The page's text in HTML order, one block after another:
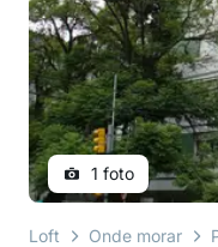
1 foto
Loft Onde morar